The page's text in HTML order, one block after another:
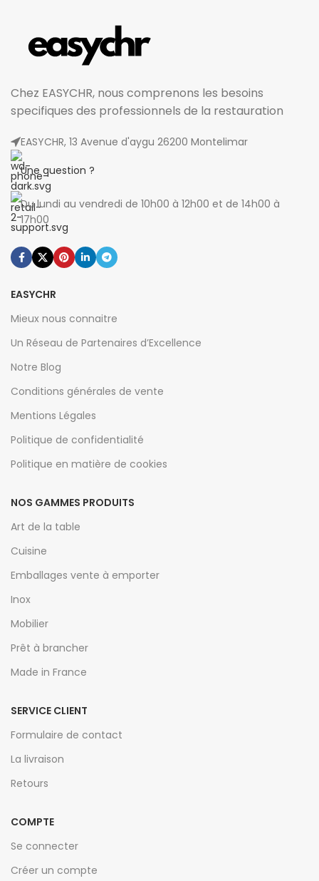
Chez EASYCHR, nous comprenons les besoins
specifiques des professionnels de la restauration
EASYCHR, 13 Avenue d'aygu 26200 Montelimar
Une question ?
Du lundi au vendredi de 10h00 à 12h00 et de 14h00 à
17h00
EASYCHR
Mieux nous connaitre
Un Réseau de Partenaires d’Excellence
Notre Blog
Conditions générales de vente
Mentions Légales
Politique de confidentialité
Politique en matière de cookies
NOS GAMMES PRODUITS
Art de la table
Cuisine
Emballages vente à emporter
Inox
Mobilier
Prêt à brancher
Made in France
SERVICE CLIENT
Formulaire de contact
La livraison
Retours
COMPTE
Se connecter
Créer un compte